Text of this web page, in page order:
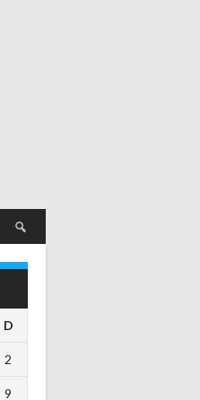
Buscar:
D
2
9